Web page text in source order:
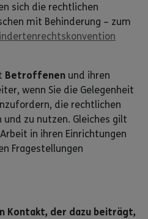
sich die rechtlichen
mit Behinderung – zum
Betroffenen und ihren
wenn Sie die Gelegenheit
die rechtlichen
und zu nutzen. Gleiches gilt
in ihren Einrichtungen
Fragestellungen
Kontakt, der dazu beiträgt,